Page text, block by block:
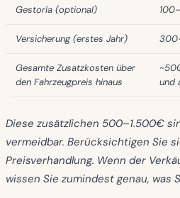
Gestoría (optional)
Versicherung (erstes Jahr)
Gesamte Zusatzkosten über
den Fahrzeugpreis hinaus
und
Diese zusätzlichen 500–1.500€
vermeidbar. Berücksichtigen Sie
Preisverhandlung. Wenn der
wissen Sie zumindest genau, was